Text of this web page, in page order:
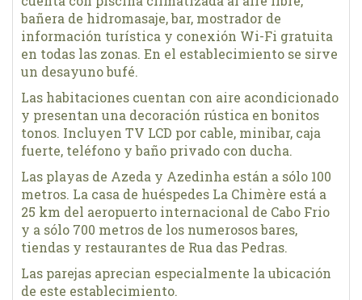
bañera de hidromasaje, bar, mostrador de
información turística y conexión Wi-Fi gratuita
en todas las zonas. En el establecimiento se sirve
un desayuno bufé.
Las habitaciones cuentan con aire acondicionado
y presentan una decoración rústica en bonitos
tonos. Incluyen TV LCD por cable, minibar, caja
fuerte, teléfono y baño privado con ducha.
Las playas de Azeda y Azedinha están a sólo 100
metros. La casa de huéspedes La Chimère está a
25 km del aeropuerto internacional de Cabo Frio
y a sólo 700 metros de los numerosos bares,
tiendas y restaurantes de Rua das Pedras.
Las parejas aprecian especialmente la ubicación
de este establecimiento.